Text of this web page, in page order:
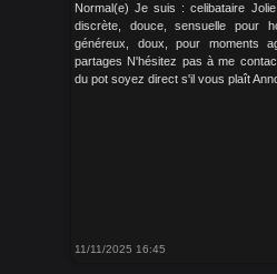
Normal(e) Je suis : celibataire
discrète, douce, sensuelle pour
généreux, doux, pour moments
partages N'hésitez pas à me
du pot soyez direct s'il vous plaît
11/11/2025 16:45